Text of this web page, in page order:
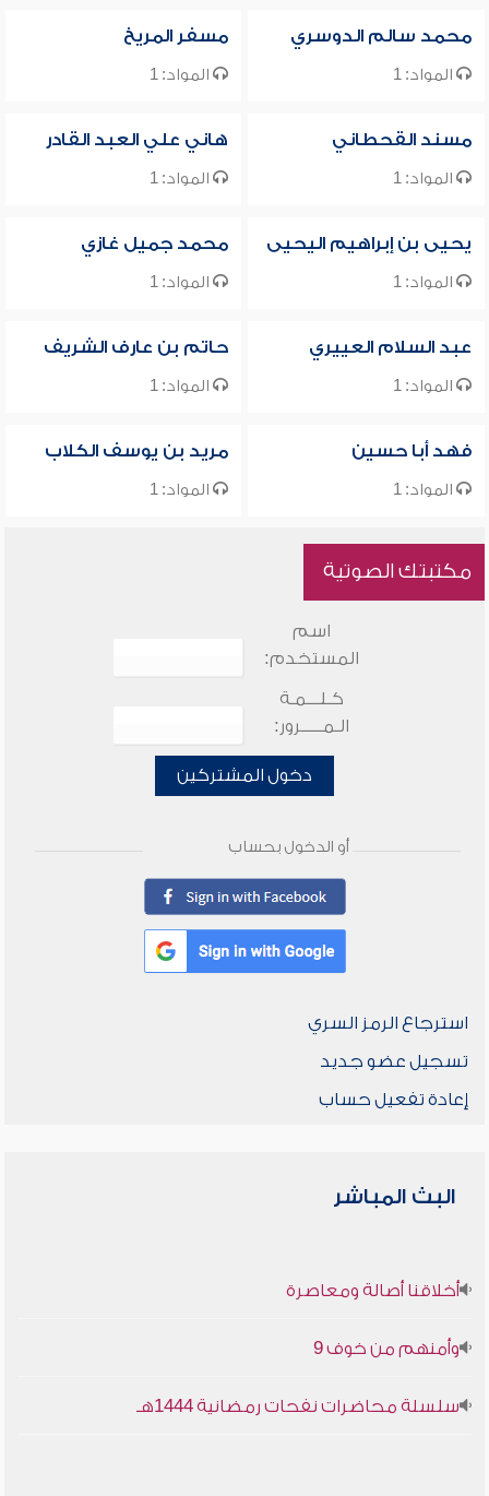
محمد سالم الدوسري
المواد: 1
مسفر المريخ
المواد: 1
مسند القحطاني
المواد: 1
هاني علي العبد القادر
المواد: 1
يحيى بن إبراهيم اليحيى
المواد: 1
محمد جميل غازي
المواد: 1
عبد السلام العييري
المواد: 1
حاتم بن عارف الشريف
المواد: 1
فهد أبا حسين
المواد: 1
مريد بن يوسف الكلاب
المواد: 1
مكتبتك الصوتية
اسم
المستخدم:
كـلـــمـة
الـمـــــرور:
دخول المشتركين
أو الدخول بحساب
استرجاع الرمز السري
تسجيل عضو جديد
إعادة تفعيل حساب
البث المباشر
أخلاقنا أصالة ومعاصرة
وأمنهم من خوف 9
سلسلة محاضرات نفحات رمضانية 1444هـ